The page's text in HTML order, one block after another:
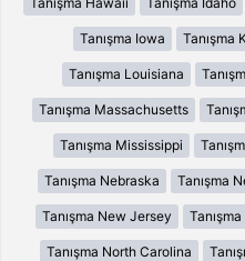
Tanışma Iowa Tanışma
Tanışma Louisiana
Tanışma Massachusetts
Tanışma Mississippi
Tanışma Nebraska Tanışma
Tanışma New Jersey
Tanışma North Carolina